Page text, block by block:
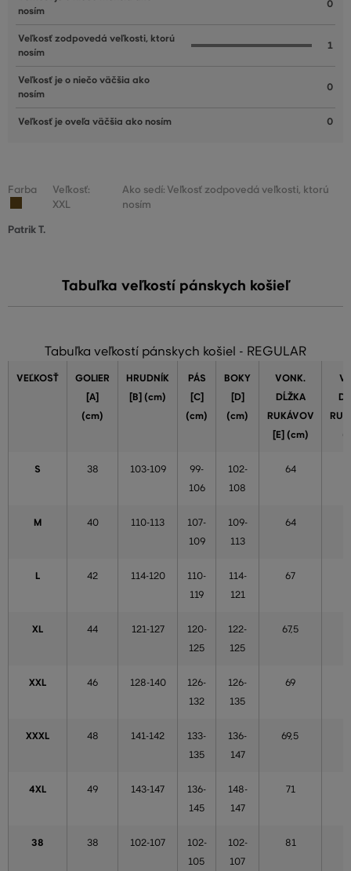
nosím
0
Veľkosť zodpovedá veľkosti, ktorú
nosím
1
Veľkosť je o niečo väčšia ako
nosím
0
Veľkosť je oveľa väčšia ako nosím 0
Farba
Veľkosť:
XXL
Ako sedí: Veľkosť zodpovedá veľkosti, ktorú
nosím
Patrik T.
Tabuľka veľkostí pánskych košieľ
Tabuľka veľkostí pánskych košiel - REGULAR
VEĽKOSŤ
GOLIER
[A]
(cm)
HRUDNÍK
[B] (cm)
PÁS
[C]
(cm)
BOKY
[D]
(cm)
VONK.
DĹŽKA
RUKÁVOV
[E] (cm)
S 38 103-109
99-
106
102-
108
64
M 40 110-113
107-
109
109-
113
64
L 42 114-120
110-
119
114-
121
67
XL 44 121-127
120-
125
122-
125
67,5
XXL 46 128-140
126-
132
126-
135
69
XXXL 48 141-142
133-
135
136-
147
69,5
4XL 49 143-147
136-
145
148-
147
71
38 38 102-107
102-
105
102-
107
81